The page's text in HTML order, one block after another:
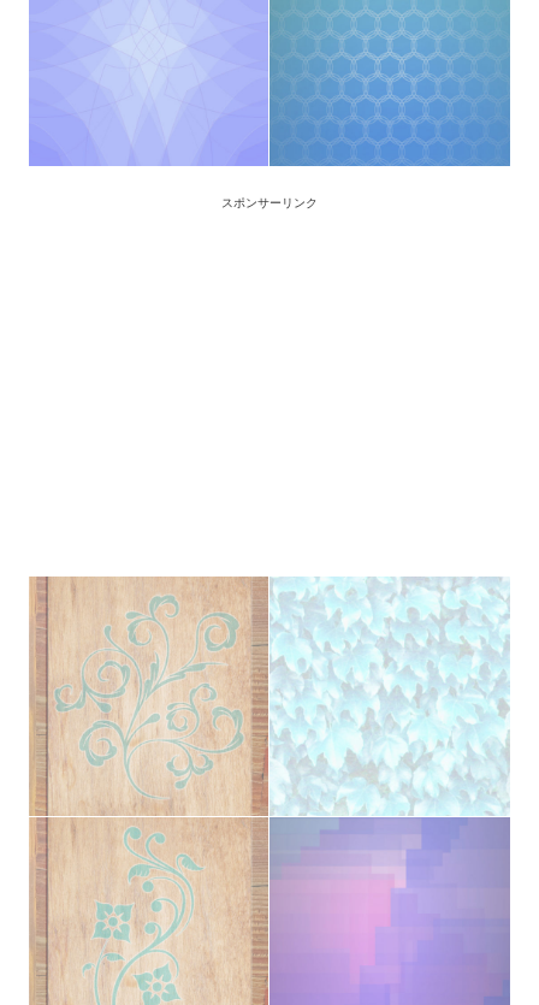
スポンサーリンク